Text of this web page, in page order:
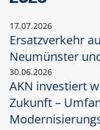
17.07.2026
Ersatzverkehr
Neumünster
30.06.2026
AKN investiert
Zukunft –